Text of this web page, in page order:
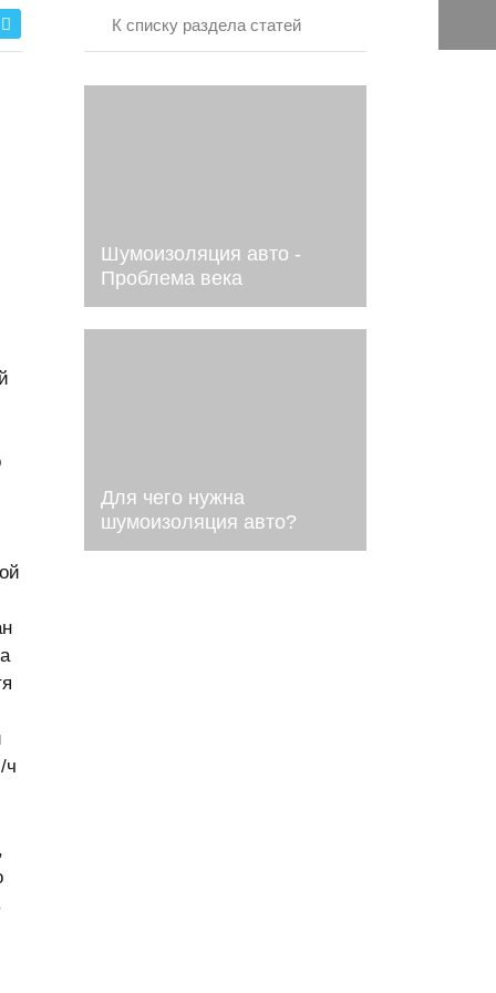
ч
К списку раздела статей
Шумоизоляция авто -
Проблема века
Для чего нужна
шумоизоляция авто?
Плюсы и минусы.